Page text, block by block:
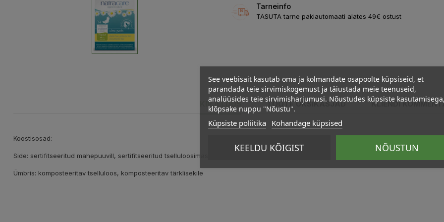
Tarneinfo
TASUTA tarne pakiautomaati alates 49€ ostust
KIRJELDUS TOOTE ÜKSIKASJAD KLIENDI
Koostisosad:
Side: sertifitseeritud mahepuuvill, sertifitseeritud tselluloosimass, maisitärklis, mittetoksiline liim
Ümbris: komposteeritav tselluloos, komposteeritav tärklisekile
See veebisait kasutab oma ja kolmandate osapoolte küpsiseid, et
parandada teie sirvimiskogemust ja täiustada meie teenuseid,
analüüsides teie sirvimisharjumusi. Nõustudes küpsiste kasutamisega,
klõpsake nuppu "Nõustu".
Küpsiste poliitika Kohandage küpsised
KEELDU KÕIGIST NÕUSTUN